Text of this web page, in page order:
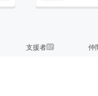
支援者57 仲